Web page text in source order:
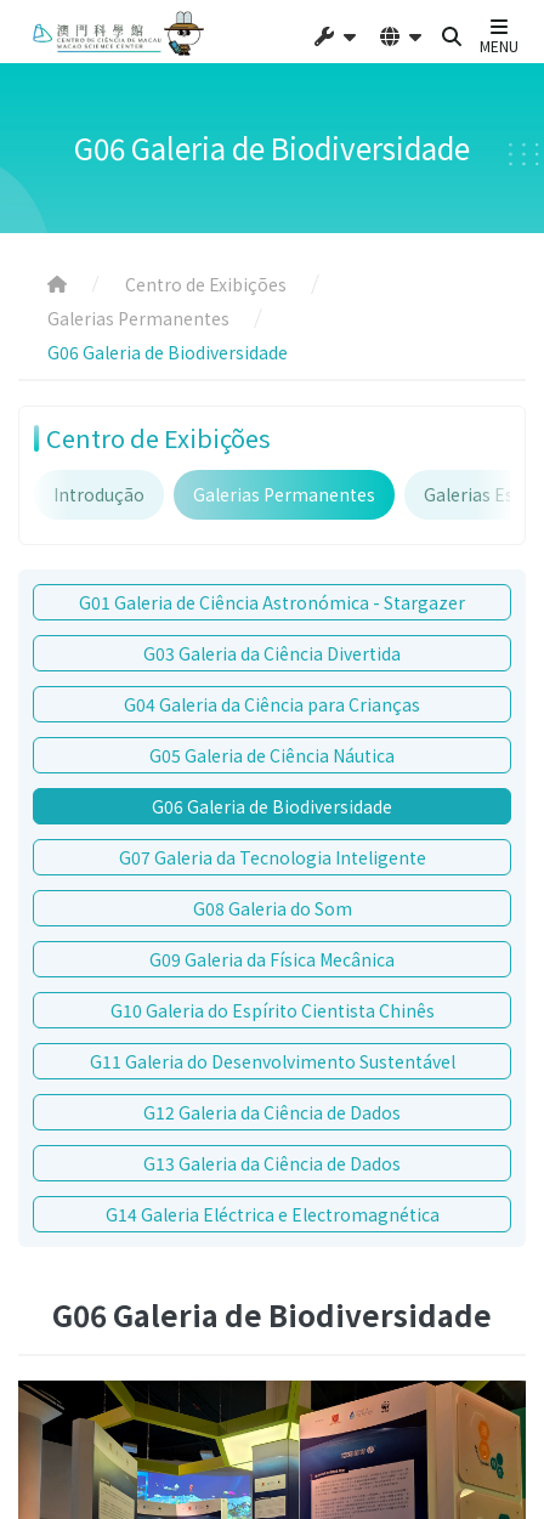
MENU
G06 Galeria de Biodiversidade
Centro de Exibições
Galerias Permanentes
G06 Galeria de Biodiversidade
Centro de Exibições
Introdução Galerias Permanentes Galerias
G01 Galeria de Ciência Astronómica - Stargazer
G03 Galeria da Ciência Divertida
G04 Galeria da Ciência para Crianças
G05 Galeria de Ciência Náutica
G06 Galeria de Biodiversidade
G07 Galeria da Tecnologia Inteligente
G08 Galeria do Som
G09 Galeria da Física Mecânica
G10 Galeria do Espírito Cientista Chinês
G11 Galeria do Desenvolvimento Sustentável
G12 Galeria da Ciência de Dados
G13 Galeria da Ciência de Dados
G14 Galeria Eléctrica e Electromagnética
G06 Galeria de Biodiversidade